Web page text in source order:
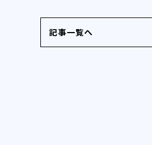
記事一覧へ